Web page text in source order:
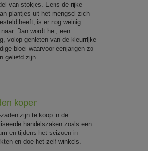
van stokjes. Eens de rijke
plantjes uit het mengsel zich
heeft, is er nog weinig
Dan wordt het, een
volop genieten van de kleurrijke
bloei waarvoor eenjarigen zo
geliefd zijn.
kopen
zijn te koop in de
handelszaken zoals een
en tijdens het seizoen in
en doe-het-zelf winkels.